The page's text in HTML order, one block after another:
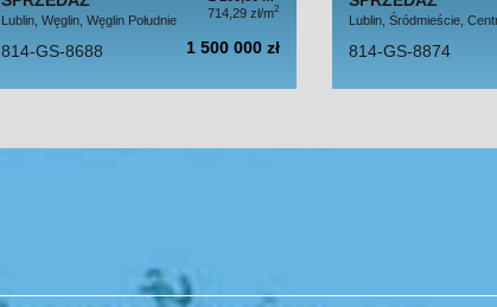
Lublin, Węglin, Węglin Południe 714,29 zł/m2
814-GS-8688 1 500 000 zł
Lublin, Śródmieście,
814-GS-8874